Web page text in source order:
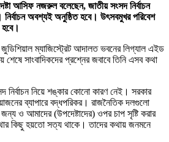
আসিফ নজরুল বলেছেন, জাতীয় সংসদ নির্বাচন
অবশ্যই অনুষ্ঠিত হবে। উৎসবমুখর পরিবেশ
হবে।
ম্যাজিস্ট্রেট আদালত ভবনের লিগ্যাল এইড
শেষে সাংবাদিকদের প্রশ্নের জবাবে তিনি এসব কথা
নিয়ে শঙ্কার কোনো কারণ নেই। সরকার
ব্যাপারে বদ্ধপরিকর। রাজনৈতিক দলগুলো
ও আমাদের (উপদেষ্টাদের) ওপর চাপ সৃষ্টি করার
কিছু হয়তো সত্য থাকে। তাদের কথায় জনমনে